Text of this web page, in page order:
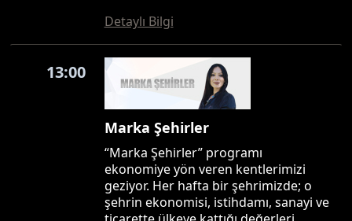
Detaylı Bilgi
13:00
Marka Şehirler
“Marka Şehirler” programı
ekonomiye yön veren kentlerimizi
geziyor. Her hafta bir şehrimizde; o
şehrin ekonomisi, istihdamı, sanayi ve